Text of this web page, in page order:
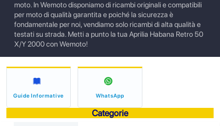
moto. In Wemoto disponiamo di ricambi originali e compatibili
per moto di qualità garantita e poiché la sicurezza è
fondamentale per noi, vendiamo solo ricambi di alta qualità e
testati su strada. Metti a punto la tua Aprilia Habana Retro 50
X/Y 2000 con Wemoto!
Guide Informative WhatsApp
Categorie